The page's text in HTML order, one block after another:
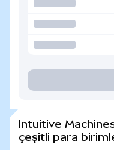
Intuitive
çeşitli para